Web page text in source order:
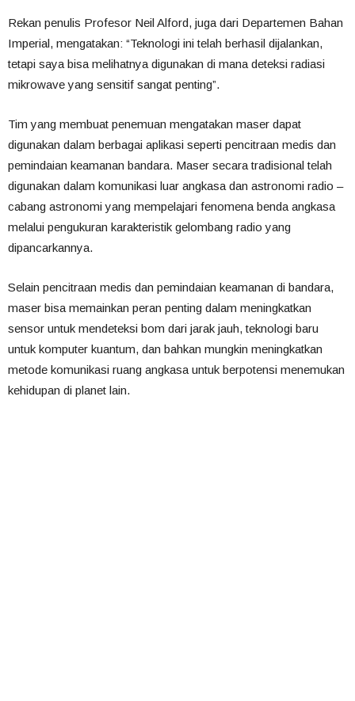
Rekan penulis Profesor Neil Alford, juga dari Departemen Bahan
Imperial, mengatakan: “Teknologi ini telah berhasil dijalankan,
tetapi saya bisa melihatnya digunakan di mana deteksi radiasi
mikrowave yang sensitif sangat penting”.
Tim yang membuat penemuan mengatakan maser dapat
digunakan dalam berbagai aplikasi seperti pencitraan medis dan
pemindaian keamanan bandara. Maser secara tradisional telah
digunakan dalam komunikasi luar angkasa dan astronomi radio –
cabang astronomi yang mempelajari fenomena benda angkasa
melalui pengukuran karakteristik gelombang radio yang
dipancarkannya.
Selain pencitraan medis dan pemindaian keamanan di bandara,
maser bisa memainkan peran penting dalam meningkatkan
sensor untuk mendeteksi bom dari jarak jauh, teknologi baru
untuk komputer kuantum, dan bahkan mungkin meningkatkan
metode komunikasi ruang angkasa untuk berpotensi menemukan
kehidupan di planet lain.